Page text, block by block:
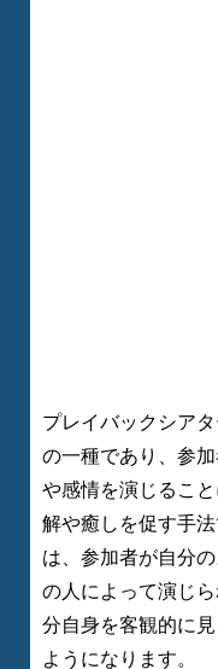
プレイバックシア
の一種であり、参
や感情を演じるこ
解や癒しを促す手
は、参加者が自分
の人によって演じ
分自身を客観的に
ようになります。